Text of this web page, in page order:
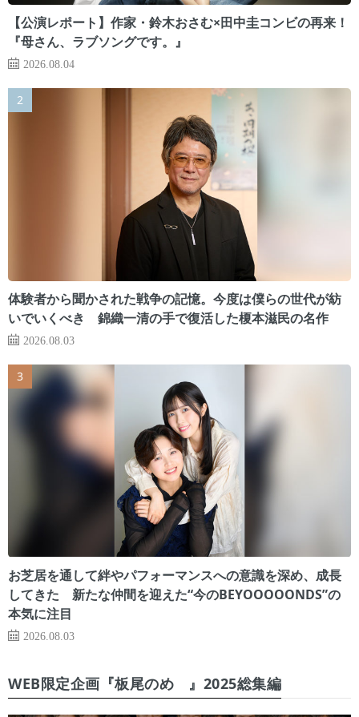
【公演レポート】作家・鈴木おさむ×田中圭コンビの再来！
『母さん、ラブソングです。』
2026.08.04
体験者から聞かされた戦争の記憶。今度は僕らの世代が紡
いでいくべき 錦織一清の手で復活した榎本滋民の名作
2026.08.03
お芝居を通して絆やパフォーマンスへの意識を深め、成長
してきた 新たな仲間を迎えた“今のBEYOOOOONDS”の
本気に注目
2026.08.03
WEB限定企画『板尾のめ゙』2025総集編